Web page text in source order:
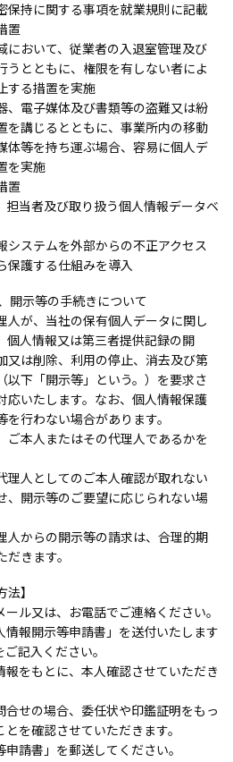
保持に関する事項を就業規則に記載
置
において、従業者の入退室管理及び
うとともに、権限を有しない者によ
する措置を実施
、電子媒体及び書類等の盗難又は紛
を講じるとともに、事業所内の移動
体等を持ち運ぶ場合、容易に個人デ
を実施
置
担当者及び取り扱う個人情報データベ
システムを外部からの不正アクセス
保護する仕組みを導入
開示等の手続きについて
人が、当社の保有個人データに関し
個人情報又は第三者提供記録の開
又は削除、利用の停止、消去及び第
以下「開示等」という。）を要求さ
応いたします。なお、個人情報保護
行わない場合があります。
ご本人またはその代理人であるかを
理人としてのご本人確認が取れない
、開示等のご要望に応じられない場
人からの開示等の請求は、合理的期
きます。
法】
ル又は、お電話でご連絡ください。
情報開示等申請書」を送付いたします
記入ください。
報をもとに、本人確認させていただき
合せの場合、委任状や印鑑証明をもっ
を確認させていただきます。
申請書」を郵送してください。